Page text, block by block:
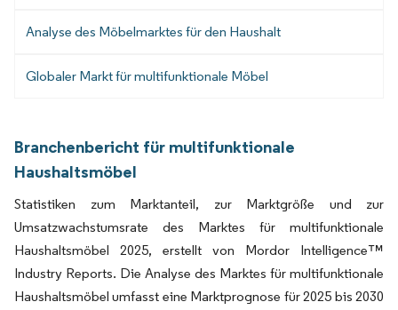
Analyse des Möbelmarktes für den Haushalt
Globaler Markt für multifunktionale Möbel
Branchenbericht für multifunktionale
Haushaltsmöbel
Statistiken zum Marktanteil, zur Marktgröße und zur
Umsatzwachstumsrate des Marktes für multifunktionale
Haushaltsmöbel 2025, erstellt von Mordor Intelligence™
Industry Reports. Die Analyse des Marktes für multifunktionale
Haushaltsmöbel umfasst eine Marktprognose für 2025 bis 2030